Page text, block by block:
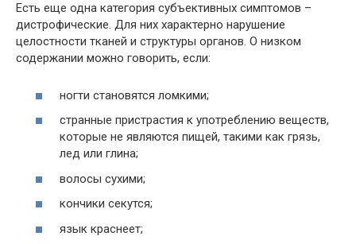
Есть еще одна категория субъективных симптомов –
дистрофические. Для них характерно нарушение
целостности тканей и структуры органов. О низком
содержании можно говорить, если:
ногти становятся ломкими;
странные пристрастия к употреблению веществ,
которые не являются пищей, такими как грязь,
лед или глина;
волосы сухими;
кончики секутся;
язык краснеет;